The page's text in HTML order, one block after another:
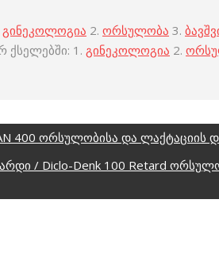
გინეკოლოგია 2. ორსულობა 3.
ქსელებში: 1. გინეკოლოგია 2.
400 ორსულობისა და
/ Diclo-Denk 100 Retard